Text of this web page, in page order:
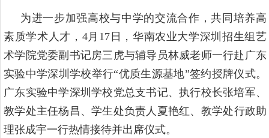
为进一步加强高校与中学的交流合作，共同培养高
素质学术 人才， 4月17日，华南农业大学深圳招生组艺
术学院党委副书记房三虎与辅导员林威老师一行赴广东
实验中学深圳学校举行“优质生源基地”签约授牌仪式。
广东实验中学深圳学校党总支书记、执行校长张培军、
教学处主任杨昌、学生处负责人夏艳红、教学处行政助
理张成宇一行热情接待并出席仪式。